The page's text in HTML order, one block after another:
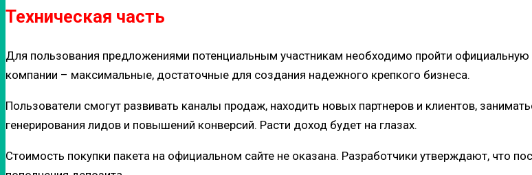
Техническая часть
Для пользования предложениями потенциальным участникам необходимо пройти
компании – максимальные, достаточные для создания надежного крепкого бизнеса.
Пользователи смогут развивать каналы продаж, находить новых партнеров и клиентов,
генерирования лидов и повышений конверсий. Расти доход будет на глазах.
Стоимость покупки пакета на официальном сайте не оказана. Разработчики утверждают, что